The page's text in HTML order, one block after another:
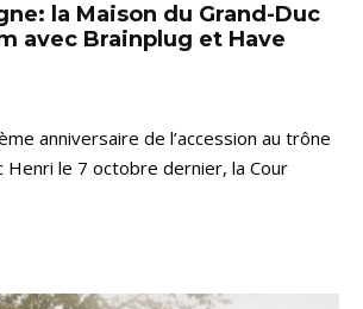
la Maison du Grand-Duc
avec Brainplug et Have
anniversaire de l’accession au trône
Henri le 7 octobre dernier, la Cour